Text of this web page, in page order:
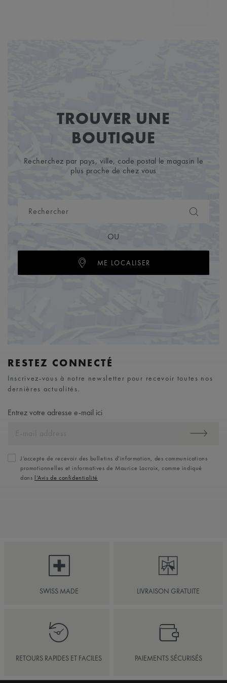
TROUVER UNE
BOUTIQUE
Recherchez par pays, ville, code postal le magasin le
plus proche de chez vous
OU
ME LOCALISER
RESTEZ CONNECTÉ
Inscrivez-vous à notre newsletter pour recevoir toutes nos
dernières actualités.
Entrez votre adresse e-mail ici
J’accepte de recevoir des bulletins d’information, des communications
promotionnelles et informatives de Maurice Lacroix, comme indiqué
dans l’Avis de confidentialité
SWISS MADE LIVRAISON GRATUITE
RETOURS RAPIDES ET FACILES PAIEMENTS SÉCURISÉS